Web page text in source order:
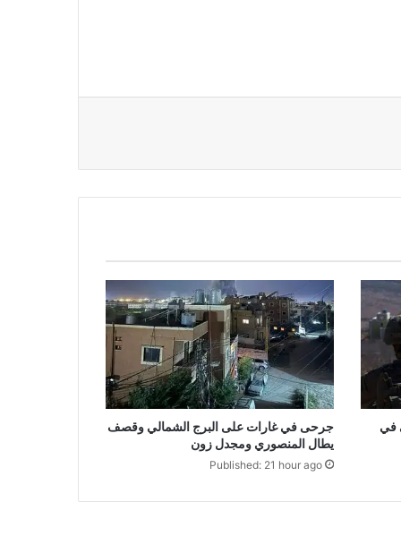
في
جرحى في غارات على البرج الشمالي وقصف
يطال المنصوري ومجدل زون
Published: 21 hour ago